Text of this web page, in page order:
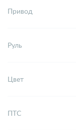
Привод
Руль
Цвет
ПТС